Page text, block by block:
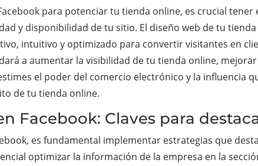
para potenciar tu tienda online, es crucial
y disponibilidad de tu sitio. El diseño web de tu
intuitivo y optimizado para convertir visitantes en
a aumentar la visibilidad de tu tienda online,
el poder del comercio electrónico y la influencia
de tu tienda online.
Facebook: Claves para
es fundamental implementar estrategias que
optimizar la información de la empresa en la